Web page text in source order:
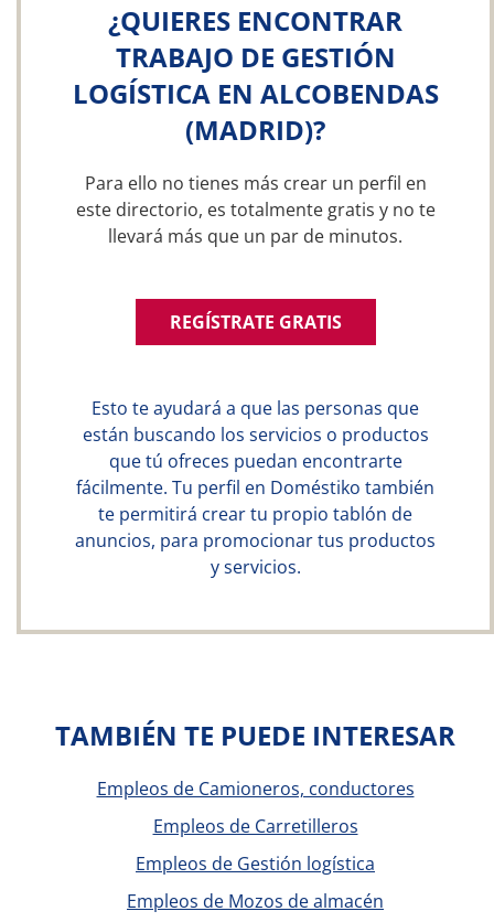
¿QUIERES ENCONTRAR
TRABAJO DE GESTIÓN
LOGÍSTICA EN ALCOBENDAS
(MADRID)?
Para ello no tienes más crear un perfil en
este directorio, es totalmente gratis y no te
llevará más que un par de minutos.
REGÍSTRATE GRATIS
Esto te ayudará a que las personas que
están buscando los servicios o productos
que tú ofreces puedan encontrarte
fácilmente. Tu perfil en Doméstiko también
te permitirá crear tu propio tablón de
anuncios, para promocionar tus productos
y servicios.
TAMBIÉN TE PUEDE INTERESAR
Empleos de Camioneros, conductores
Empleos de Carretilleros
Empleos de Gestión logística
Empleos de Mozos de almacén